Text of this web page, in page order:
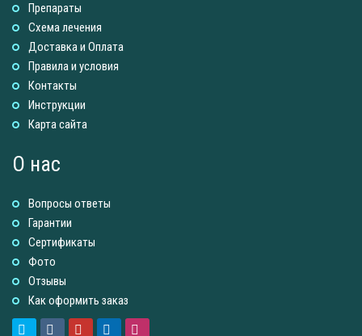
Препараты
Схема лечения
Доставка и Оплатa
Правила и условия
Контакты
Инструкции
Карта сайта
О нас
Вопросы ответы
Гарантии
Сертификаты
Фото
Отзывы
Как оформить заказ